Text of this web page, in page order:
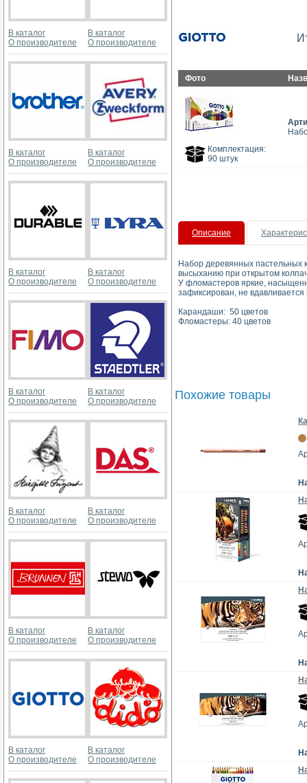
В каталог
О производителе
В каталог
О производителе
В каталог
О производителе
В каталог
О производителе
В каталог
О производителе
В каталог
О производителе
В каталог
О производителе
В каталог
О производителе
В каталог
О производителе
В каталог
О производителе
В каталог
О производителе
В каталог
О производителе
В каталог
О производителе
В каталог
О производителе
Фото
Комплектация:
90 штук
Описание
Набор деревянных пастельных
высыханию при открытом
У фломастеров яркие,
зафиксирован, не
Карандаши: 50 цветов
Фломастеры: 40 цветов
Похожие товары